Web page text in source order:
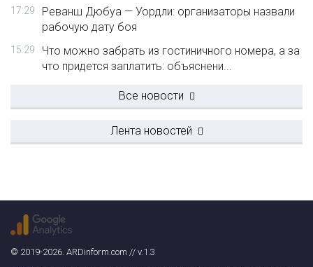
17:29
Реванш Дюбуа — Уордли: организаторы назвали
рабочую дату боя
15:29
Что можно забрать из гостиничного номера, а за
что придется заплатить: объяснени...
Все новости
Лента новостей
© 2019-2026. ARDinform.com // v.1.3